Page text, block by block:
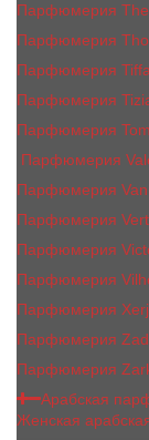
Парфюмерия The
Парфюмерия
Парфюмерия
Парфюмерия
Парфюмерия
Парфюмерия
Парфюмерия Van
Парфюмерия
Парфюмерия
Парфюмерия
Парфюмерия
Парфюмерия
Парфюмерия
Арабская
Женская